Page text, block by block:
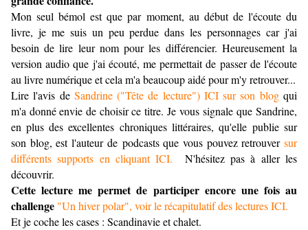
Mon seul bémol est que par moment, au début de l'écoute du
livre, je me suis un peu perdue dans les personnages car j'ai
besoin de lire leur nom pour les différencier. Heureusement la
version audio que j'ai écouté, me permettait de passer de l'écoute
au livre numérique et cela m'a beaucoup aidé pour m'y retrouver...
Lire l'avis de Sandrine ("Tête de lecture") ICI sur son blogqui
m'a donné envie de choisir ce titre. Je vous signale que Sandrine,
en plus des excellentes chroniques littéraires, qu'elle publie sur
son blog, est l'auteur de podcasts que vous pouvez retrouver sur
différents supports en cliquant ICI.
N'hésitez pas à aller les
découvrir.
Cette lecture me permet de participer encore une fois au
challenge "Un hiver polar", voir le récapitulatif des lectures ICI.
Et je coche les cases : Scandinavie et chalet.